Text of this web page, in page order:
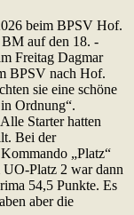
beim BPSV Hof.
auf den 18. -
Freitag Dagmar
BPSV nach Hof.
sie eine schöne
Ordnung“.
Starter hatten
Bei der
„Platz“
Platz 2 war dann
54,5 Punkte. Es
aber die